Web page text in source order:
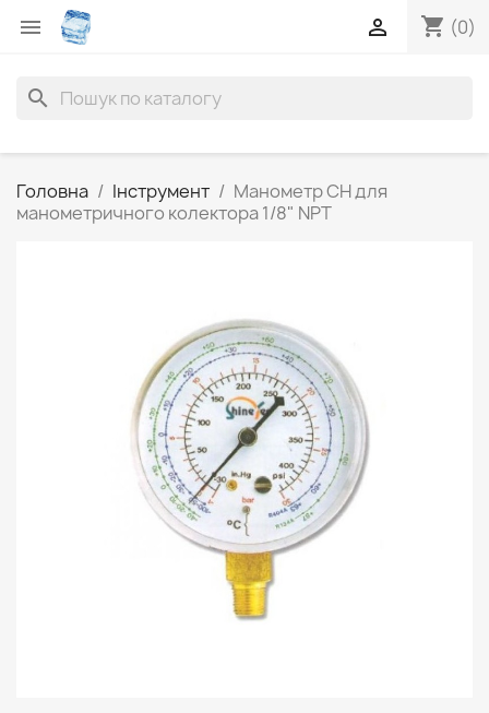
 shopping_cart (0)

search
Головна Інструмент
Манометр CH для
манометричного колектора 1/8" NPT